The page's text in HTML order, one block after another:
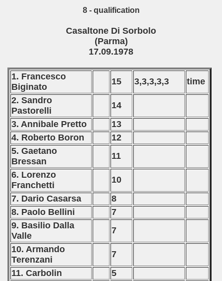
8 - qualification
Casaltone Di Sorbolo
(Parma)
17.09.1978
1. Francesco
Biginato
15 3,3,3,3,3
time
2. Sandro
Pastorelli
14
3. Annibale Pretto
13
4. Roberto Boron
12
5. Gaetano
Bressan
11
6. Lorenzo
Franchetti
10
7. Dario Casarsa
8
8. Paolo Bellini
7
9. Basilio Dalla
Valle
7
10. Armando
Terenzani
7
11. Carbolin
5